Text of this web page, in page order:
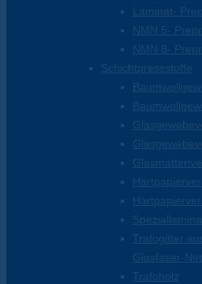
Laminat-
NMN 5-
NMN 8-
Schichtpressstoffe
Trafogitter
Glasfaser-
Trafoholz